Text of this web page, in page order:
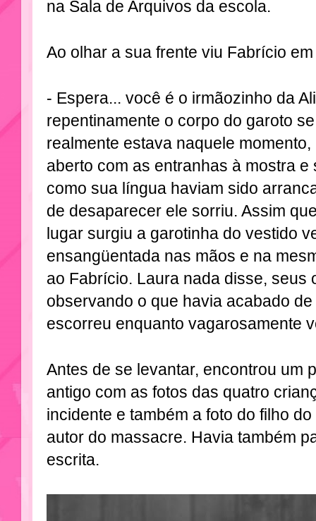
na Sala de Arquivos da escola.
Ao olhar a sua frente viu Fabrício
- Espera... você é o irmãozinho da
repentinamente o corpo do garoto
realmente estava naquele
aberto com as entranhas à mostra
como sua língua haviam sido
de desaparecer ele sorriu. Assim
lugar surgiu a garotinha do vestido
ensangüentada nas mãos e na
ao Fabrício. Laura nada disse, seus
observando o que havia acabado
escorreu enquanto vagarosamente
Antes de se levantar, encontrou um
antigo com as fotos das quatro
incidente e também a foto do filho
autor do massacre. Havia também
escrita.